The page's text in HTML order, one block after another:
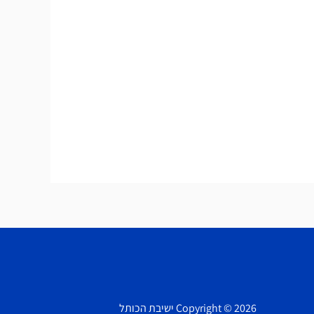
Copyright © 2026 ישיבת הכותל